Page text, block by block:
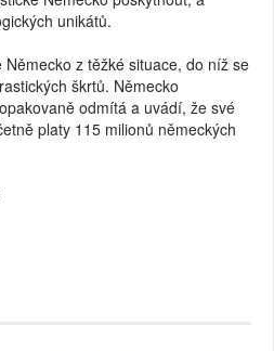
unikátů.
z těžké situace, do níž se
škrtů. Německo
odmítá a uvádí, že své
platy 115 milionů německých